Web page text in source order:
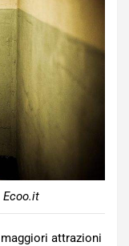
Ecoo.it
attrazioni